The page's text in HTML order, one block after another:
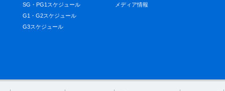
SG・PG1スケジュール
G1・G2スケジュール
G3スケジュール
メディア情報